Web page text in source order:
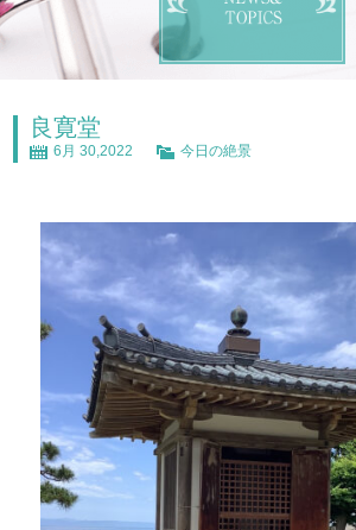
良寛堂
6月 30,2022 今日の絶景